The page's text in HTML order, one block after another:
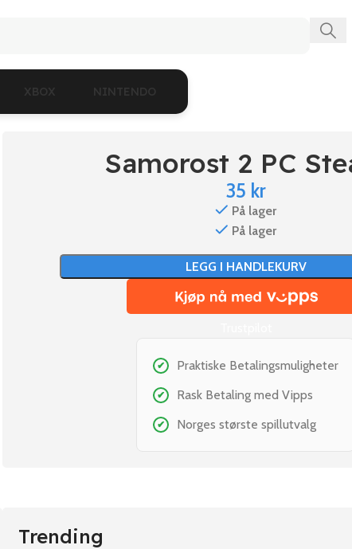
XBOX NINTENDO
Samorost 2 PC
35 kr
På lager
På lager
LEGG I HANDLEKURV
✔ Praktiske Betalingsmuligheter
✔ Rask Betaling med Vipps
✔ Norges største spillutvalg
Trending